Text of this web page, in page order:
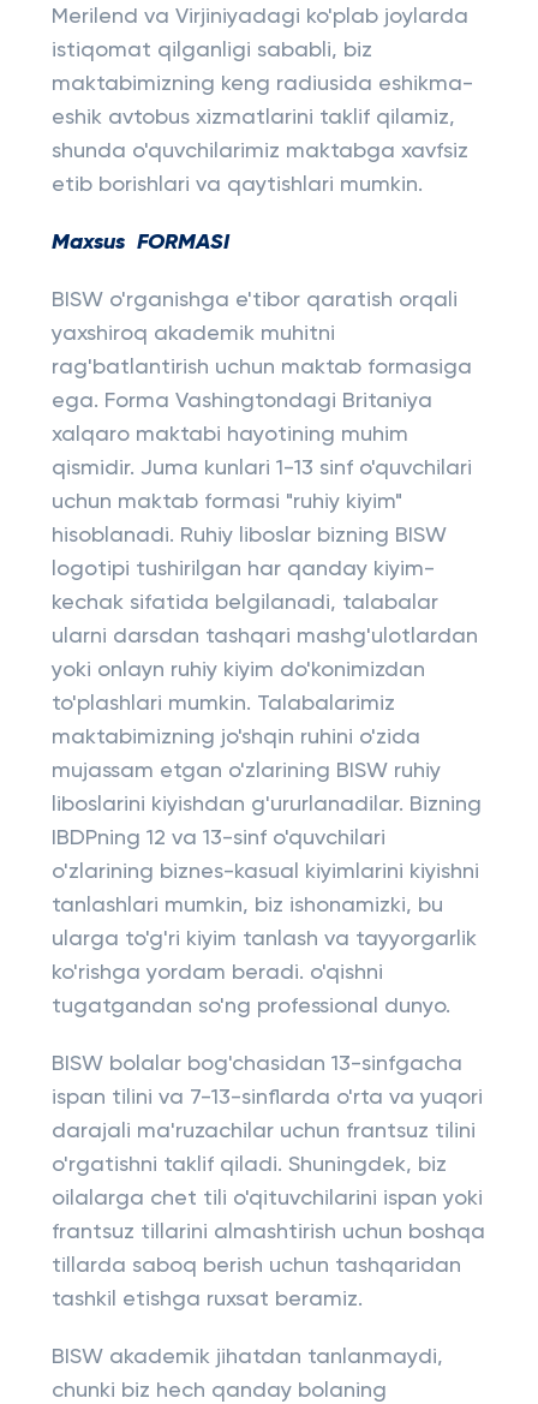
Merilend va Virjiniyadagi ko'plab joylarda
istiqomat qilganligi sababli, biz
maktabimizning keng radiusida eshikma-
eshik avtobus xizmatlarini taklif qilamiz,
shunda o'quvchilarimiz maktabga xavfsiz
etib borishlari va qaytishlari mumkin.
Maxsus FORMASI
BISW o'rganishga e'tibor qaratish orqali
yaxshiroq akademik muhitni
rag'batlantirish uchun maktab formasiga
ega. Forma Vashingtondagi Britaniya
xalqaro maktabi hayotining muhim
qismidir. Juma kunlari 1-13 sinf o'quvchilari
uchun maktab formasi "ruhiy kiyim"
hisoblanadi. Ruhiy liboslar bizning BISW
logotipi tushirilgan har qanday kiyim-
kechak sifatida belgilanadi, talabalar
ularni darsdan tashqari mashg'ulotlardan
yoki onlayn ruhiy kiyim do'konimizdan
to'plashlari mumkin. Talabalarimiz
maktabimizning jo'shqin ruhini o'zida
mujassam etgan o'zlarining BISW ruhiy
liboslarini kiyishdan g'ururlanadilar. Bizning
IBDPning 12 va 13-sinf o'quvchilari
o'zlarining biznes-kasual kiyimlarini kiyishni
tanlashlari mumkin, biz ishonamizki, bu
ularga to'g'ri kiyim tanlash va tayyorgarlik
ko'rishga yordam beradi. o'qishni
tugatgandan so'ng professional dunyo.
BISW bolalar bog'chasidan 13-sinfgacha
ispan tilini va 7-13-sinflarda o'rta va yuqori
darajali ma'ruzachilar uchun frantsuz tilini
o'rgatishni taklif qiladi. Shuningdek, biz
oilalarga chet tili o'qituvchilarini ispan yoki
frantsuz tillarini almashtirish uchun boshqa
tillarda saboq berish uchun tashqaridan
tashkil etishga ruxsat beramiz.
BISW akademik jihatdan tanlanmaydi,
chunki biz hech qanday bolaning